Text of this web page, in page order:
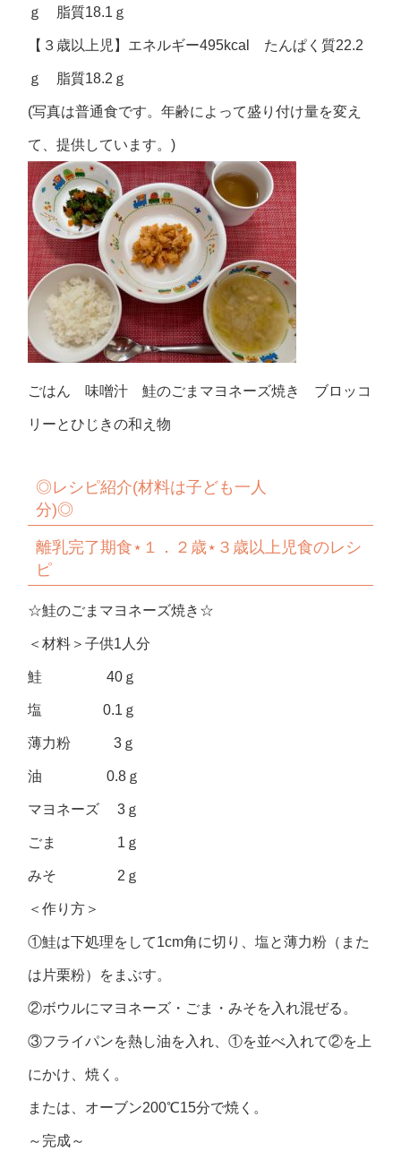
ｇ 脂質18.1ｇ
【３歳以上児】エネルギー495kcal たんぱく質22.2
ｇ 脂質18.2ｇ
(写真は普通食です。年齢によって盛り付け量を変え
て、提供しています。)
ごはん 味噌汁 鮭のごまマヨネーズ焼き ブロッコ
リーとひじきの和え物
◎レシピ紹介(材料は子ども一人
分)◎
離乳完了期食⋆ １．２歳⋆ ３歳以上児食のレシ
ピ
☆鮭のごまマヨネーズ焼き☆
＜材料＞子供1人分
鮭 40ｇ
塩 0.1ｇ
薄力粉 3ｇ
油 0.8ｇ
マヨネーズ 3ｇ
ごま 1ｇ
みそ 2ｇ
＜作り方＞
①鮭は下処理をして1cm角に切り、塩と薄力粉（また
は片栗粉）をまぶす。
②ボウルにマヨネーズ・ごま・みそを入れ混ぜる。
③フライパンを熱し油を入れ、①を並べ入れて②を上
にかけ、焼く。
または、オーブン200℃15分で焼く。
～完成～